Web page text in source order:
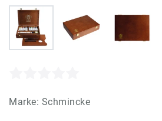
Marke: Schmincke